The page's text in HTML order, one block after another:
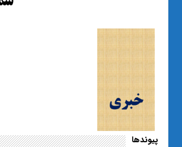
پیوندها